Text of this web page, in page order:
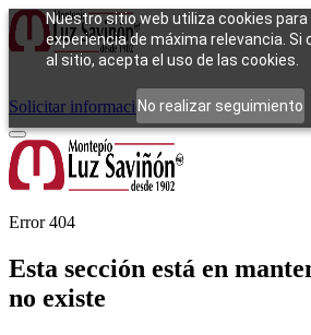
Nuestro sitio web utiliza cookies
experiencia de máxima relevancia. Si
al sitio, acepta el uso de las cookies.
No realizar seguimiento
Cómo funcionaTipos de empeñoCompra
Solicitar información Iniciar sesión
Error 404
Esta sección está en
no existe